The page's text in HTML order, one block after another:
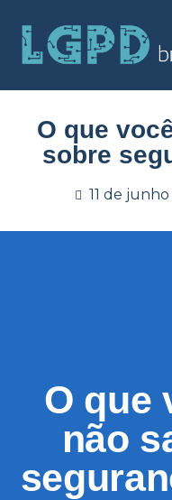
O que
sobre
11 de
O que
não